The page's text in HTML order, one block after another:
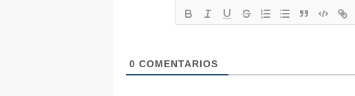
0 COMENTARIOS